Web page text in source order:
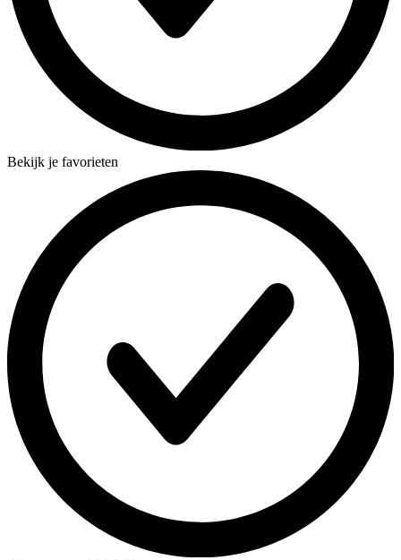
Bekijk je favorieten